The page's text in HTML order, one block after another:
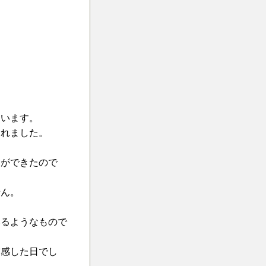
ます。
ました。
できたので
。
ようなもので
した日でし